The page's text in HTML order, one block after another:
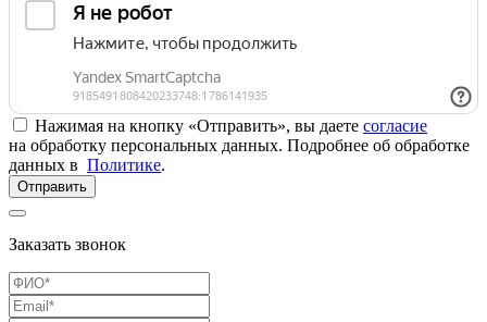
Нажимая на кнопку «Отправить», вы даете согласие
на обработку персональных данных. Подробнее об обработке
данных в Политике.
Отправить
Заказать звонок